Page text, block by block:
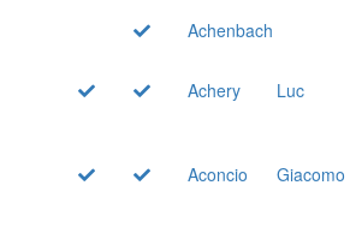
Achenbach
Achery
Luc
Aconcio Giacomo